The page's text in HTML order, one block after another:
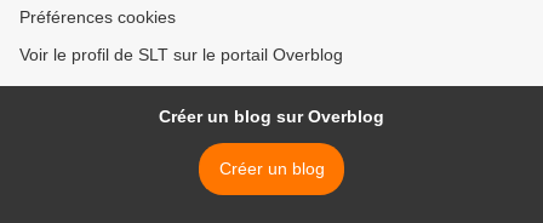
Préférences cookies
Voir le profil de SLT sur le portail Overblog
Créer un blog sur Overblog
Créer un blog